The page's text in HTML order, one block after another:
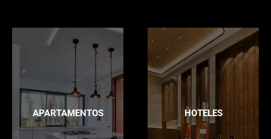
APARTAMENTOS HOTELES